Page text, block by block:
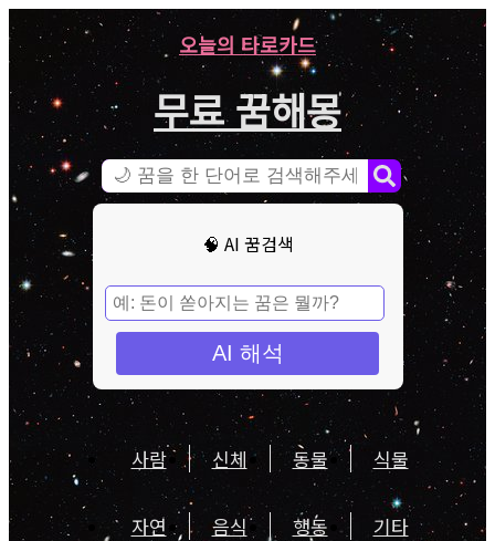
오늘의 타로카드
무료 꿈해몽
🧠 AI 꿈검색
AI 해석
사람 신체 동물 식물
자연 음식 행동 기타